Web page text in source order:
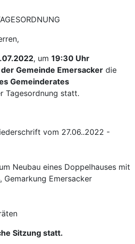
, um 19:30 Uhr
Gemeinde Emersacker die
Gemeinderates
Tagesordnung statt.
vom 27.06..2022 -
Neubau eines Doppelhauses mit
Emersacker
Sitzung statt.